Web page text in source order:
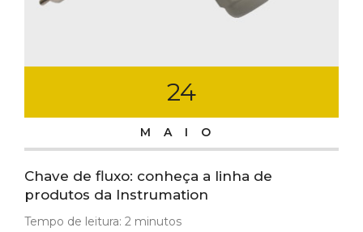
24
MAIO
Chave de fluxo: conheça a linha de
produtos da Instrumation
Tempo de leitura: 2 minutos